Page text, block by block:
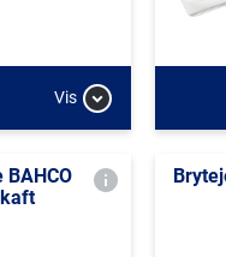
Vis
BAHCO